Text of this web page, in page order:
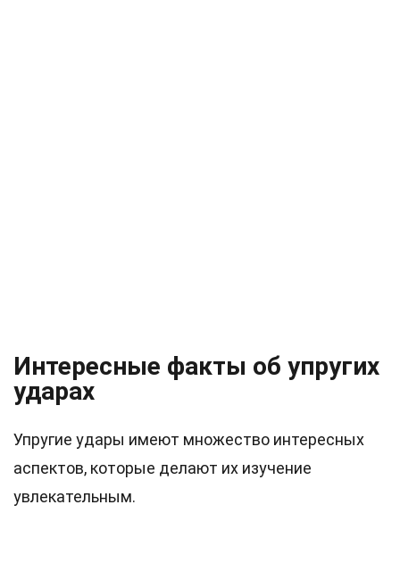
Интересные факты об упругих
ударах
Упругие удары имеют множество интересных
аспектов, которые делают их изучение
увлекательным.